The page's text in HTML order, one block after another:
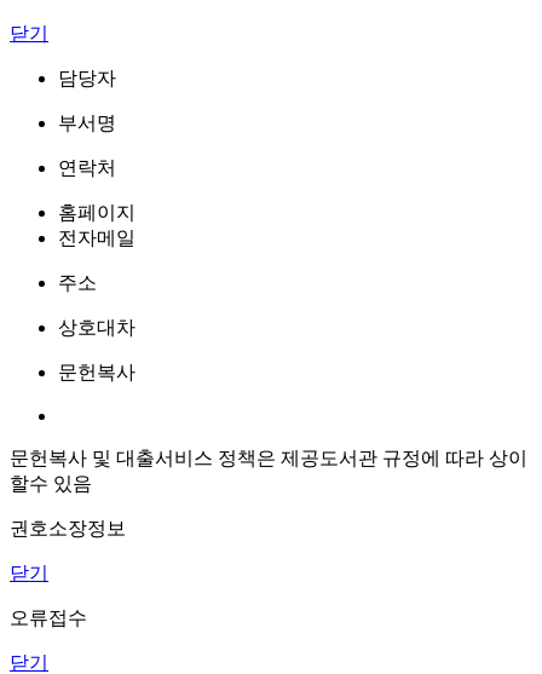
닫기
담당자
부서명
연락처
홈페이지
전자메일
주소
상호대차
문헌복사
문헌복사 및 대출서비스 정책은 제공도서관 규정에 따라 상이
할수 있음
권호소장정보
닫기
오류접수
닫기